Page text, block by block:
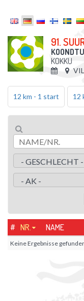
91.
KOKKU
12 km - 1 start 12
# NR. NAME
Keine Ergebnisse